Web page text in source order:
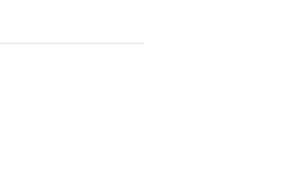
ราไว้ล่วง